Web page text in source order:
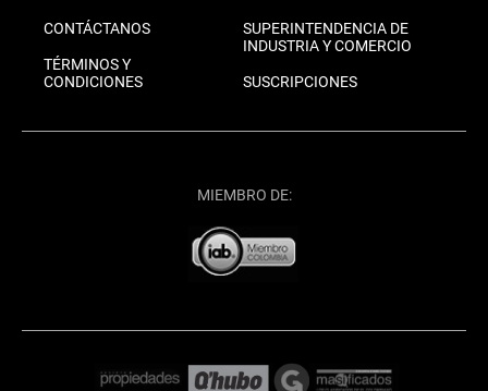
CONTÁCTANOS
TÉRMINOS Y
CONDICIONES
SUPERINTENDENCIA DE
INDUSTRIA Y COMERCIO
SUSCRIPCIONES
MIEMBRO DE: